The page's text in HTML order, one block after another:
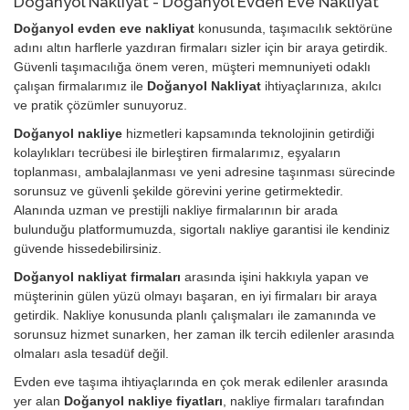
Doğanyol evden eve nakliyat konusunda, taşımacılık sektörüne
adını altın harflerle yazdıran firmaları sizler için bir araya getirdik.
Güvenli taşımacılığa önem veren, müşteri memnuniyeti odaklı
çalışan firmalarımız ile Doğanyol Nakliyat ihtiyaçlarınıza, akılcı
ve pratik çözümler sunuyoruz.
Doğanyol nakliye hizmetleri kapsamında teknolojinin getirdiği
kolaylıkları tecrübesi ile birleştiren firmalarımız, eşyaların
toplanması, ambalajlanması ve yeni adresine taşınması sürecinde
sorunsuz ve güvenli şekilde görevini yerine getirmektedir.
Alanında uzman ve prestijli nakliye firmalarının bir arada
bulunduğu platformumuzda, sigortalı nakliye garantisi ile kendiniz
güvende hissedebilirsiniz.
Doğanyol nakliyat firmaları arasında işini hakkıyla yapan ve
müşterinin gülen yüzü olmayı başaran, en iyi firmaları bir araya
getirdik. Nakliye konusunda planlı çalışmaları ile zamanında ve
sorunsuz hizmet sunarken, her zaman ilk tercih edilenler arasında
olmaları asla tesadüf değil.
Evden eve taşıma ihtiyaçlarında en çok merak edilenler arasında
yer alan Doğanyol nakliye fiyatları , nakliye firmaları tarafından